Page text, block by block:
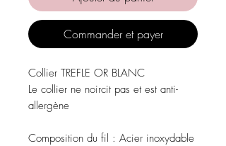
Commander et payer
Collier TREFLE OR BLANC
Le collier ne noircit pas et est anti-
allergène
Composition du fil : Acier inoxydable